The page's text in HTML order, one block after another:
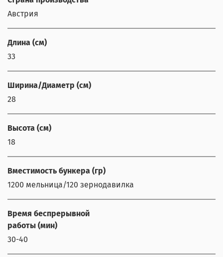
Австрия
Длина (см)
33
Ширина/Диаметр (см)
28
Высота (см)
18
Вместимость бункера (гр)
1200 мельница/120 зернодавилка
Время беспрерывной
работы (мин)
30-40